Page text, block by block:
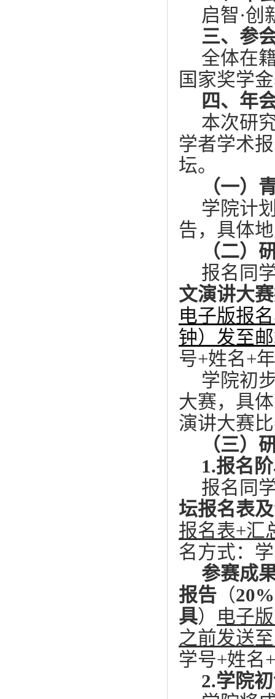
启智·创
三、参
全体在
国家奖学
四、年
本次研
学者学术
坛。
（一）
学院计
告，具体
（二）
报名同
文演讲大
电子版报
钟）发至
号+姓名+
学院初
大赛，具
演讲大赛
（三）
1.报名
报名同
坛报名表
报名表+汇
名方式：
参赛成
报告 （
具） 电子
之前发送
学号+姓名
2.学院